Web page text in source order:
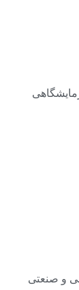
و صنعتی